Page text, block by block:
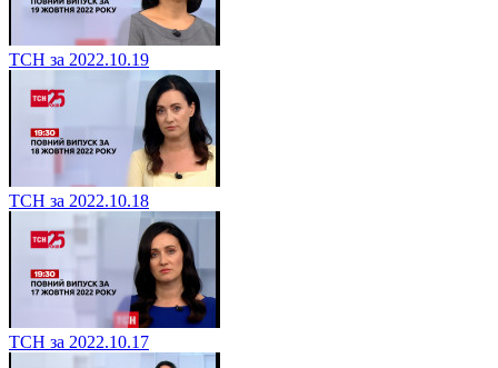
ТСН за 2022.10.19
ТСН за 2022.10.18
ТСН за 2022.10.17